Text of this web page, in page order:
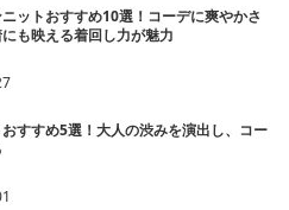
ットおすすめ10選！コーデに爽やかさ
も映える着回し力が魅力
すすめ5選！大人の渋みを演出し、コー